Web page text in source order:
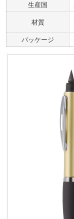
生産国
材質
パッケージ